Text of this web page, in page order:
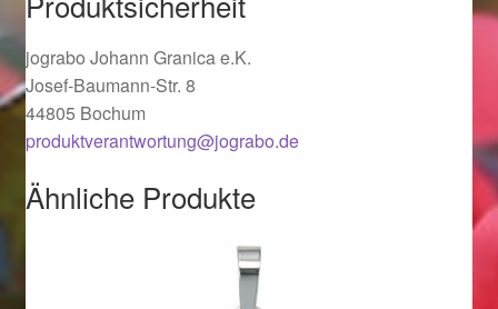
Ostergeschenke finden für Ostern 2020
Ostergeschenke finden für Ostern 2021
Ostergeschenke finden für Ostern 2022
jograbo Johann Granica e.K.
Josef-Baumann-Str. 8
44805 Bochum
produktverantwortung@jograbo.de
Ähnliche Produkte